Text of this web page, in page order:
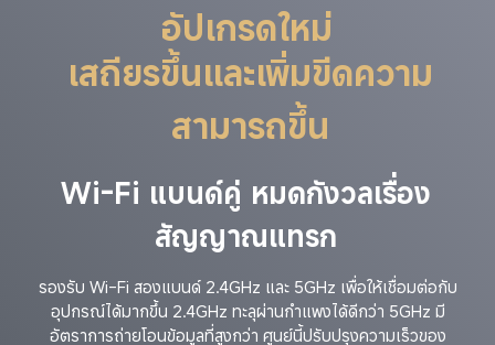
อัปเกรดใหม่
เสถียรขึ้นและเพิ่มขีดความ
สามารถขึ้น
Wi-Fi แบนด์คู่ หมดกังวลเรื่อง
สัญญาณแทรก
รองรับ Wi-Fi สองแบนด์ 2.4GHz และ 5GHz เพื่อให้เชื่อมต่อกับ
อุปกรณ์ได้มากขึ้น 2.4GHz ทะลุผ่านกำแพงได้ดีกว่า 5GHz มี
อัตราการถ่ายโอนข้อมูลที่สูงกว่า ศูนย์นี้ปรับปรุงความเร็วของ